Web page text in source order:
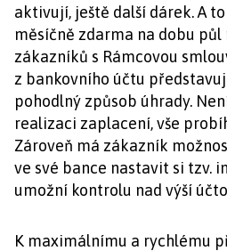
aktivují, ještě další dárek. A
měsíčně zdarma na dobu
zákazníků s Rámcovou
z bankovního účtu
pohodlný způsob úhrady.
realizaci zaplacení, vše
Zároveň má zákazník
ve své bance nastavit si tzv.
umožní kontrolu nad výší
K maximálnímu a rychlému